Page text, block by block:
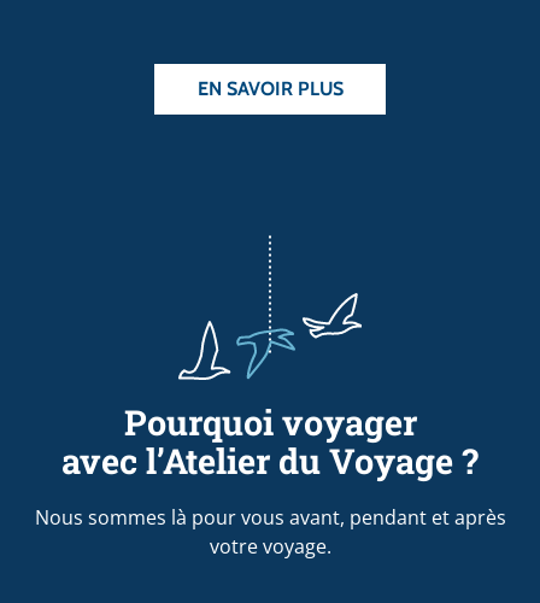
EN SAVOIR PLUS
Pourquoi voyager
avec l’Atelier du Voyage ?
Nous sommes là pour vous avant, pendant et après
votre voyage.